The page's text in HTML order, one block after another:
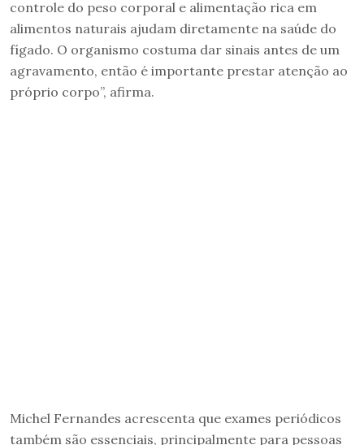
controle do peso corporal e alimentação rica em
alimentos naturais ajudam diretamente na saúde do
fígado. O organismo costuma dar sinais antes de um
agravamento, então é importante prestar atenção ao
próprio corpo”, afirma.
Michel Fernandes acrescenta que exames periódicos
também são essenciais, principalmente para pessoas